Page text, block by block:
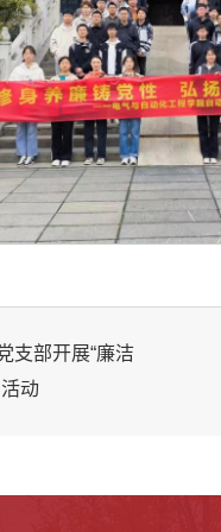
支部开展“廉洁
动